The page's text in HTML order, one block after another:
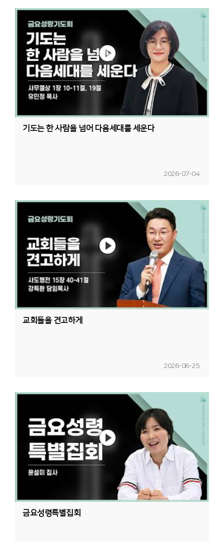
기도는 한 사람을 넘어 다음세대를 세운다
2026-07-04
교회들을 견고하게
2026-06-25
금요성령특별집회